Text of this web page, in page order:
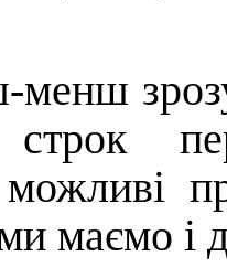
менш
строк
маємо і